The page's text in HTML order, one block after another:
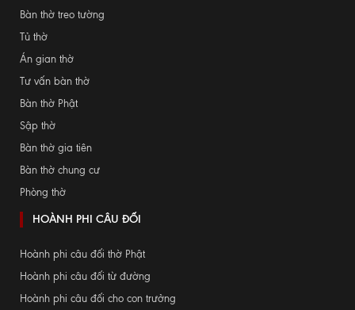
Bàn thờ treo tường
Tủ thờ
Án gian thờ
Tư vấn bàn thờ
Bàn thờ Phật
Sập thờ
Bàn thờ gia tiên
Bàn thờ chung cư
Phòng thờ
HOÀNH PHI CÂU ĐỐI
Hoành phi câu đối thờ Phật
Hoành phi câu đối từ đường
Hoành phi câu đối cho con trưởng